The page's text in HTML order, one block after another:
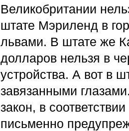
Великобритании
штате Мэриленд в
львами. В штате же
долларов нельзя в
устройства. А вот в
завязанными
закон, в
письменно